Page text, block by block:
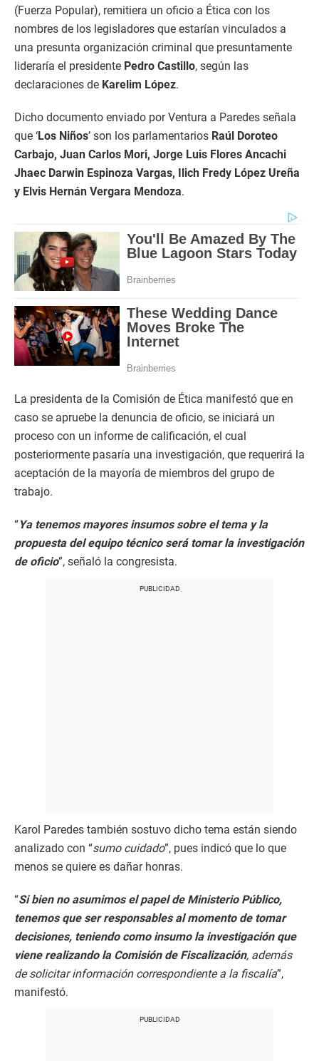
(Fuerza Popular), remitiera un oficio a Ética con los
nombres de los legisladores que estarían vinculados a
una presunta organización criminal que presuntamente
lideraría el presidente Pedro Castillo, según las
declaraciones de Karelim López.
Dicho documento enviado por Ventura a Paredes señala
que ‘Los Niños’ son los parlamentarios Raúl Doroteo
Carbajo, Juan Carlos Mori, Jorge Luis Flores Ancachi
Jhaec Darwin Espinoza Vargas, Ilich Fredy López Ureña
y Elvis Hernán Vergara Mendoza.
La presidenta de la Comisión de Ética manifestó que en
caso se apruebe la denuncia de oficio, se iniciará un
proceso con un informe de calificación, el cual
posteriormente pasaría una investigación, que requerirá la
aceptación de la mayoría de miembros del grupo de
trabajo.
“Ya tenemos mayores insumos sobre el tema y la
propuesta del equipo técnico será tomar la investigación
de oficio”, señaló la congresista.
Karol Paredes también sostuvo dicho tema están siendo
analizado con “sumo cuidado”, pues indicó que lo que
menos se quiere es dañar honras.
“Si bien no asumimos el papel de Ministerio Público,
tenemos que ser responsables al momento de tomar
decisiones, teniendo como insumo la investigación que
viene realizando la Comisión de Fiscalización, además
de solicitar información correspondiente a la fiscalía”,
manifestó.